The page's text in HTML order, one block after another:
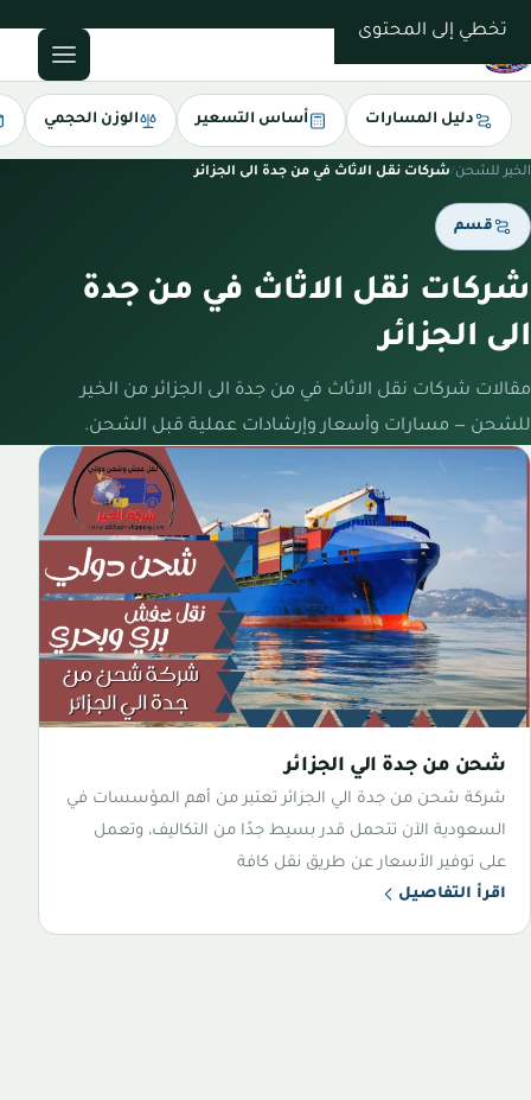
تخطي إلى المحتوى
دليل المسارات أساس التسعير الوزن الحجمي
الخير للشحن/شركات نقل الاثاث في من جدة الى الجزائر
قسم
شركات نقل الاثاث في من جدة
الى الجزائر
مقالات شركات نقل الاثاث في من جدة الى الجزائر من الخير
للشحن — مسارات وأسعار وإرشادات عملية قبل الشحن.
شحن من جدة الي الجزائر
شركة شحن من جدة الي الجزائر تعتبر من أهم المؤسسات في
السعودية الآن تتحمل قدر بسيط جدًا من التكاليف، وتعمل
على توفير الأسعار عن طريق نقل كافة
اقرأ التفاصيل